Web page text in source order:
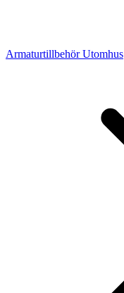
Armaturtillbehör Utomhus